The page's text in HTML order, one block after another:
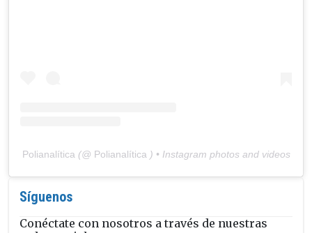
Polianalítica (@ Polianalítica ) • Instagram photos and videos
Síguenos
Conéctate con nosotros a través de nuestras